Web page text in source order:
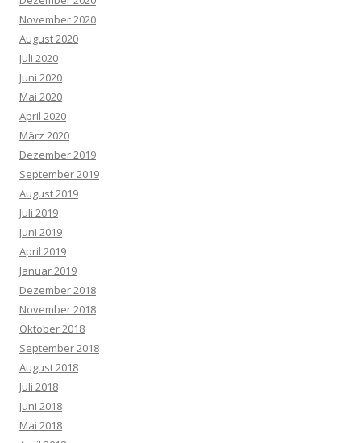
November 2020
August 2020
Juli 2020
Juni 2020
Mai 2020
April 2020
März 2020
Dezember 2019
September 2019
August 2019
Juli 2019
Juni 2019
April 2019
Januar 2019
Dezember 2018
November 2018
Oktober 2018
September 2018
August 2018
Juli 2018
Juni 2018
Mai 2018